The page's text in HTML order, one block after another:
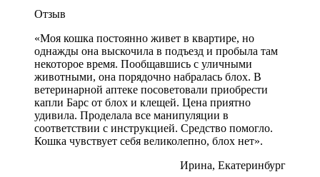
Отзыв
«Моя кошка постоянно живет в квартире, но
однажды она выскочила в подъезд и пробыла там
некоторое время. Пообщавшись с уличными
животными, она порядочно набралась блох. В
ветеринарной аптеке посоветовали приобрести
капли Барс от блох и клещей. Цена приятно
удивила. Проделала все манипуляции в
соответствии с инструкцией. Средство помогло.
Кошка чувствует себя великолепно, блох нет».
Ирина, Екатеринбург